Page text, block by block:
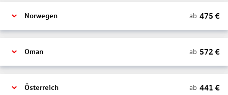
Norwegen ab 475 €
Oman ab 572 €
Österreich ab 441 €